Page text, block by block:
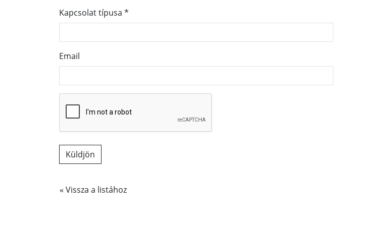
Kapcsolat típusa *
Email
« Vissza a listához